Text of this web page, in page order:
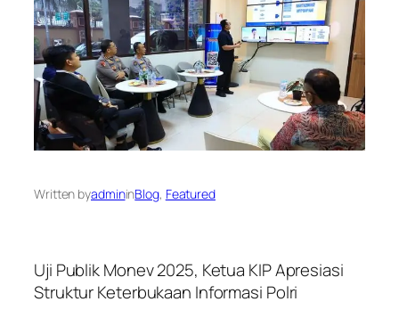
Written byadmininBlog, Featured
Uji Publik Monev 2025, Ketua KIP Apresiasi
Struktur Keterbukaan Informasi Polri